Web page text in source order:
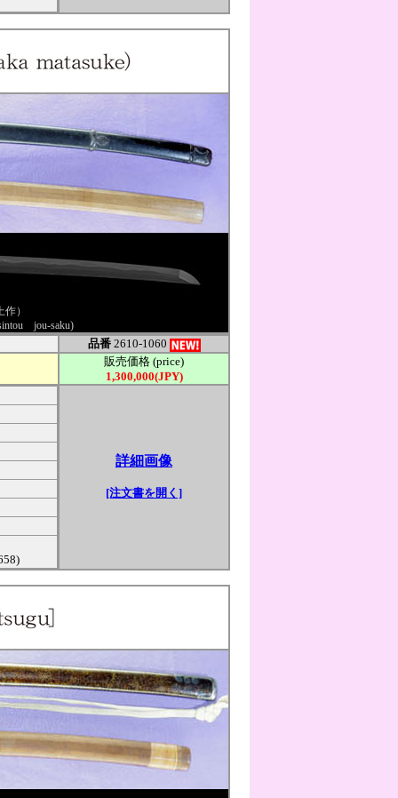
）
jou-saku)
品番2610-1060
販売価格 (price)
1,300,000(JPY)
詳細画像
[注文書を開く]